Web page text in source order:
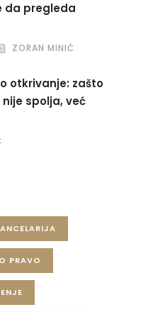
da pregleda
ZORAN MINIĆ
otkrivanje: zašto
spolja, već
PRAVO